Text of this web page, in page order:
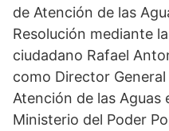
de Atención de las
Resolución mediante
ciudadano Rafael
como Director
Atención de las Aguas
Ministerio del Poder